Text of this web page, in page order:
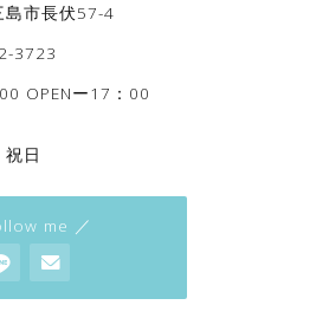
島市長伏57-4
3723
OPENー17：00
日
me ／